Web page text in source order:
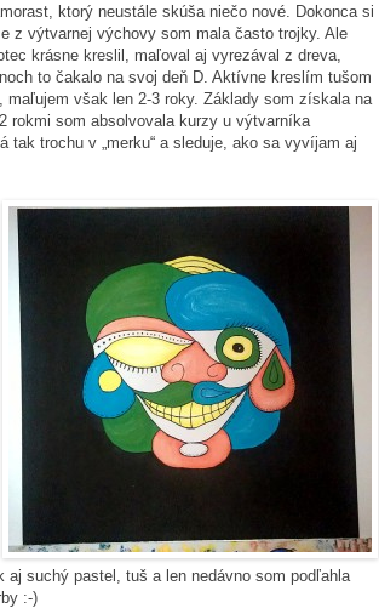
ktorý neustále skúša niečo nové. Dokonca si
z výtvarnej výchovy som mala často trojky. Ale
krásne kreslil, maľoval aj vyrezával z dreva,
to čakalo na svoj deň D. Aktívne kreslím tušom
maľujem však len 2-3 roky. Základy som získala na
rokmi som absolvovala kurzy u výtvarníka
tak trochu v „merku“ a sleduje, ako sa vyvíjam aj
suchý pastel, tuš a len nedávno som podľahla
:-)